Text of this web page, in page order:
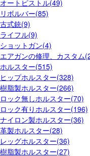
オートピストル(49)
リボルバー(85)
古式銃(9)
ライフル(9)
ショットガン(4)
エアガンの修理、カスタム
ホルスター(515)
ヒップホルスター(328)
樹脂製ホルスター(266)
ロック無しホルスター(70)
ロック有りホルスター(196)
ナイロン製ホルスター(36)
革製ホルスター(28)
レッグホルスター(36)
樹脂製ホルスター(27)